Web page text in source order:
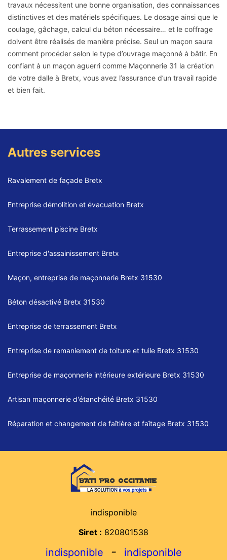
travaux nécessitent une bonne organisation, des connaissances
distinctives et des matériels spécifiques. Le dosage ainsi que le
coulage, gâchage, calcul du béton nécessaire… et le coffrage
doivent être réalisés de manière précise. Seul un maçon saura
comment procéder selon le type d’ouvrage maçonné à bâtir. En
confiant à un maçon aguerri comme Maçonnerie 31 la création
de votre dalle à Bretx, vous avez l’assurance d’un travail rapide
et bien fait.
Autres services
Ravalement de façade Bretx
Entreprise démolition et évacuation Bretx
Terrassement piscine Bretx
Entreprise d'assainissement Bretx
Maçon, entreprise de maçonnerie Bretx 31530
Béton désactivé Bretx 31530
Entreprise de terrassement Bretx
Entreprise de remaniement de toiture et tuile Bretx 31530
Entreprise de maçonnerie intérieure extérieure Bretx 31530
Artisan maçonnerie d'étanchéité Bretx 31530
Réparation et changement de faîtière et faîtage Bretx 31530
indisponible
Siret : 820801538
indisponible - indisponible